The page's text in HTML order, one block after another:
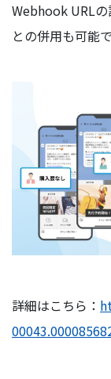
Webhook URL
との併用も可能で
詳細はこちら：